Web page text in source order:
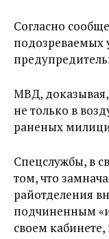
Согласно
подозреваемых
МВД, доказывая,
не только в
раненых
Спецслужбы, в
том, что
райотделения
подчиненным
своем